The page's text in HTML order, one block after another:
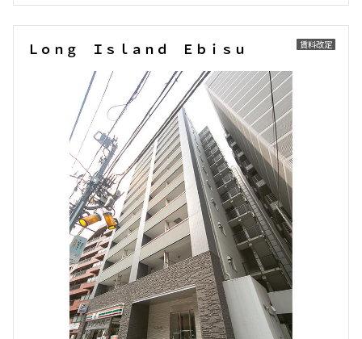
賃料改定
Ｌｏｎｇ Ｉｓｌａｎｄ Ｅｂｉｓｕ